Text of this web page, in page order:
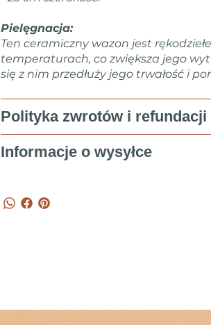
Pielęgnacja:
Ten ceramiczny wazon jest
temperaturach, co zwiększa jego
się z nim przedłuży jego trwałość i
Polityka zwrotów i refundacji
Informacje o wysyłce